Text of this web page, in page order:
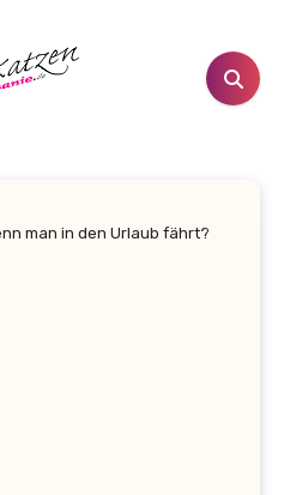
man in den Urlaub fährt?